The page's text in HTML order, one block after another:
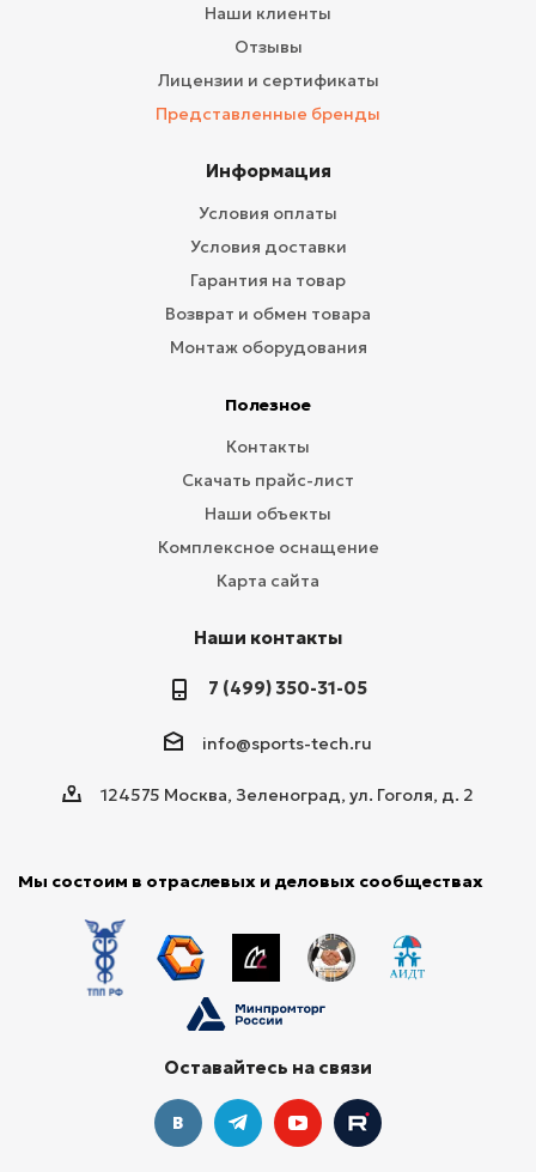
Наши клиенты
Отзывы
Лицензии и сертификаты
Представленные бренды
Информация
Условия оплаты
Условия доставки
Гарантия на товар
Возврат и обмен товара
Монтаж оборудования
Полезное
Контакты
Скачать прайс-лист
Наши объекты
Комплексное оснащение
Карта сайта
Наши контакты
7 (499) 350-31-05
info@sports-tech.ru
124575 Москва, Зеленоград, ул. Гоголя, д. 2
Мы состоим в отраслевых и деловых сообществах
Оставайтесь на связи